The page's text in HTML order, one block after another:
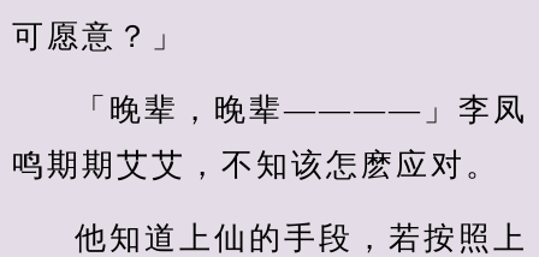
可愿意？」
「晚辈，晚辈————」李凤
鸣期期艾艾，不知该怎麽应对。
他知道上仙的手段，若按照上